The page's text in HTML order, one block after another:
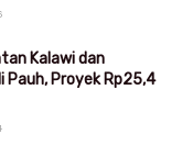
Kalawi dan
Proyek Rp25,4